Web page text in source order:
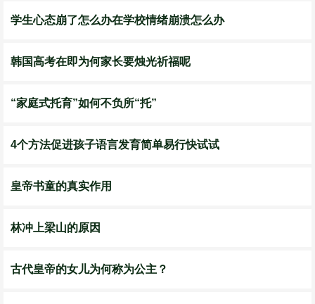
​学生心态崩了怎么办在学校情绪崩溃怎么办
​韩国高考在即为何家长要烛光祈福呢
“家庭式托育”如何不负所“托”
4个方法促进孩子语言发育简单易行快试试
皇帝书童的真实作用
林冲上梁山的原因
古代皇帝的女儿为何称为公主？